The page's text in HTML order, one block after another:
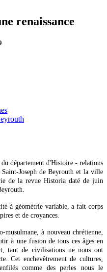
renaissance
département d'Histoire - relations
Joseph de Beyrouth et la ville
de la revue Historia daté de juin
à géométrie variable, a fait corps
et de croyances.
à nouveau chrétienne,
à une fusion de tous ces âges en
tant de civilisations ne nous ont
Cet enchevêtrement de cultures,
comme des perles nous le